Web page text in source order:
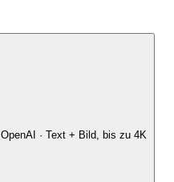
OpenAI · Text + Bild, bis zu 4K